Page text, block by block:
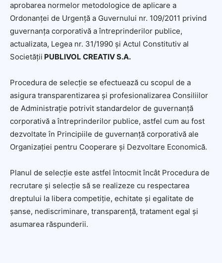
aprobarea normelor metodologice de aplicare a
Ordonanței de Urgență a Guvernului nr. 109/2011 privind
guvernanța corporativă a întreprinderilor publice,
actualizata, Legea nr. 31/1990 și Actul Constitutiv al
Societății PUBLIVOL CREATIV S.A.
Procedura de selecție se efectuează cu scopul de a
asigura transparentizarea și profesionalizarea Consiliilor
de Administrație potrivit standardelor de guvernanță
corporativă a întreprinderilor publice, astfel cum au fost
dezvoltate în Principiile de guvernanță corporativă ale
Organizației pentru Cooperare și Dezvoltare Economică.
Planul de selecție este astfel întocmit încât Procedura de
recrutare și selecție să se realizeze cu respectarea
dreptului la libera competiție, echitate și egalitate de
șanse, nediscriminare, transparență, tratament egal și
asumarea răspunderii.